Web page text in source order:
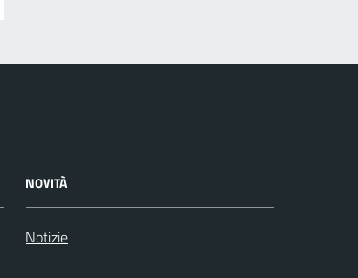
NOVITÀ
Notizie